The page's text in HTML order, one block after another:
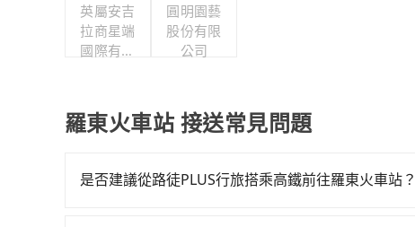
英屬安吉
拉商星端
國際有限
圓明園藝
股份有限
公司
羅東火車站 接送常見問題
是否建議從路徒PLUS行旅搭乘高鐵前往羅東火車站？